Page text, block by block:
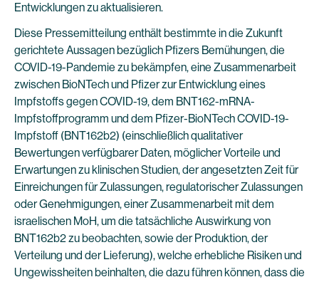
Entwicklungen zu aktualisieren.
Diese Pressemitteilung enthält bestimmte in die Zukunft
gerichtete Aussagen bezüglich Pfizers Bemühungen, die
COVID-19-Pandemie zu bekämpfen, eine Zusammenarbeit
zwischen BioNTech und Pfizer zur Entwicklung eines
Impfstoffs gegen COVID-19, dem BNT162-mRNA-
Impfstoffprogramm und dem Pfizer-BioNTech COVID-19-
Impfstoff (BNT162b2) (einschließlich qualitativer
Bewertungen verfügbarer Daten, möglicher Vorteile und
Erwartungen zu klinischen Studien, der angesetzten Zeit für
Einreichungen für Zulassungen, regulatorischer Zulassungen
oder Genehmigungen, einer Zusammenarbeit mit dem
israelischen MoH, um die tatsächliche Auswirkung von
BNT162b2 zu beobachten, sowie der Produktion, der
Verteilung und der Lieferung), welche erhebliche Risiken und
Ungewissheiten beinhalten, die dazu führen können, dass die